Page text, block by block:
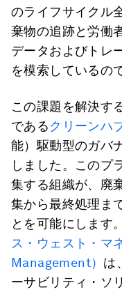
のライフサイクル
棄物の追跡と労働
データおよびトレ
を模索しているの
この課題を解決す
であるクリーンハ
能）駆動型のガバ
しました。このプ
集する組織が、廃
集から最終処理ま
とを可能にします
ス・ウェスト・マ
Management） は
ーサビリティ・ソ